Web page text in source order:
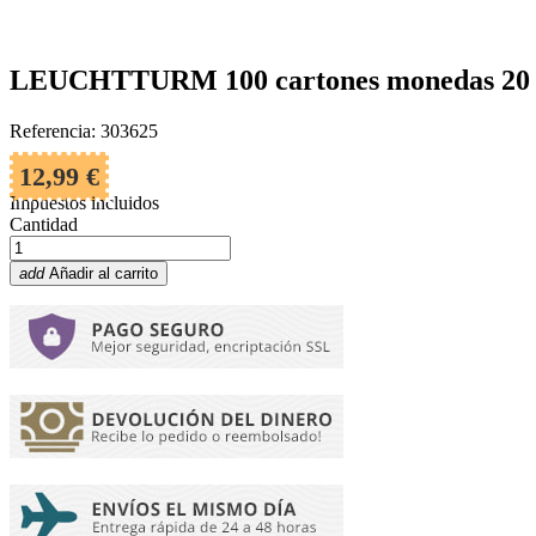
LEUCHTTURM 100 cartones monedas
Referencia: 303625
12,99 €
Impuestos incluidos
Cantidad
add Añadir al carrito